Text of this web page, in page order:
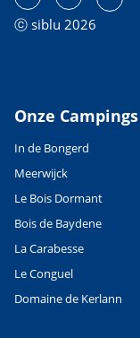
ⓒ siblu 2026
Onze Campings
In de Bongerd
Meerwijck
Le Bois Dormant
Bois de Baydene
La Carabesse
Le Conguel
Domaine de Kerlann